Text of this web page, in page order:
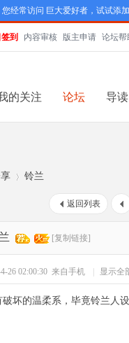
您经常访问 巨大爱好者，试试添
到 内容审核 版主申请 论坛帮
的关注 论坛 导读
铃兰
返回列表
[复制链接]
26 02:00:30 来自手机 显示全
破坏的温柔系，毕竟铃兰人